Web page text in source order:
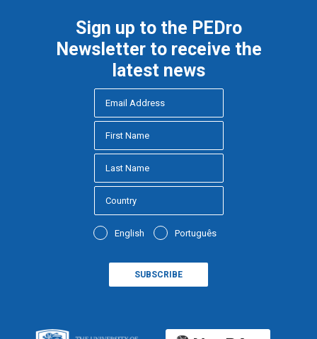
Sign up to the PEDro
Newsletter to receive the
latest news
English Português